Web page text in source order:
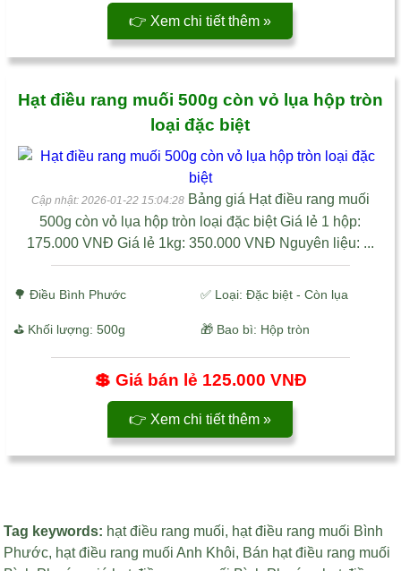
👉 Xem chi tiết thêm »
Hạt điều rang muối 500g còn vỏ lụa hộp tròn
loại đặc biệt
Cập nhật: 2026-01-22 15:04:28 Bảng giá Hạt điều rang muối
500g còn vỏ lụa hộp tròn loại đặc biệt Giá lẻ 1 hộp:
175.000 VNĐ Giá lẻ 1kg: 350.000 VNĐ Nguyên liệu: ...
🌳Điều Bình Phước ✅ Loại: Đặc biệt - Còn lụa
⛳ Khối lượng: 500g 🎁 Bao bì: Hộp tròn
💲 Giá bán lẻ 125.000 VNĐ
👉 Xem chi tiết thêm »
Tag keywords: hạt điều rang muối, hạt điều rang muối Bình
Phước, hạt điều rang muối Anh Khôi, Bán hạt điều rang muối